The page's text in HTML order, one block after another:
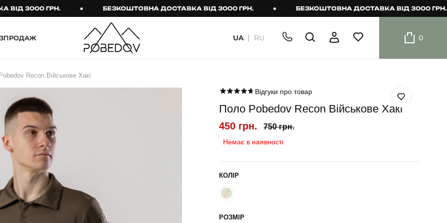
3000 ГРН. БЕЗКОШТОВНА ДОСТАВКА ВІД 3000 ГРН. БЕЗКОШТОВНА ДОСТАВКА ВІД 3000 ГРН.
Брюки
Джогери
Карго
Спортивні штани
Лосини
Джинси
КОМПЛЕКТИ
Куртка й штани
шорти
Шорти
UA RU 0
Recon Військове Хакі
Відгуки про товар
Поло Pobedov Recon Військове Хакі
450 грн. 750 грн.
Немає в наявності
КОЛІР
РОЗМІР